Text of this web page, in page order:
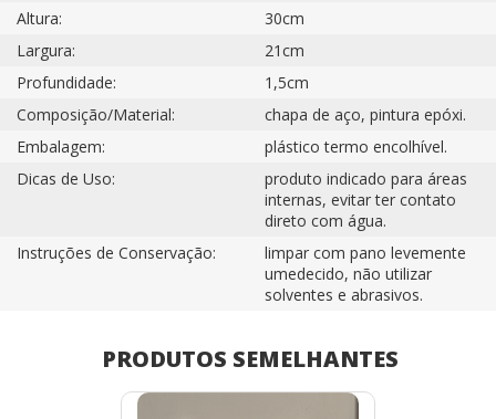
Altura:
30cm
Largura:
21cm
Profundidade:
1,5cm
Composição/Material:
chapa de aço, pintura epóxi.
Embalagem:
plástico termo encolhível.
Dicas de Uso:
produto indicado para áreas
internas, evitar ter contato
direto com água.
Instruções de Conservação:
limpar com pano levemente
umedecido, não utilizar
solventes e abrasivos.
PRODUTOS SEMELHANTES